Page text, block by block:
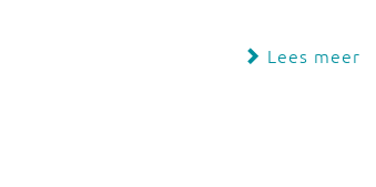
Lees meer